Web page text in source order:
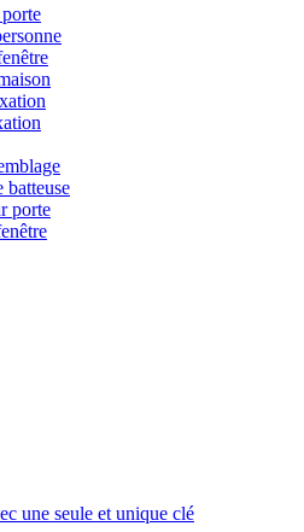
batteuse
porte
une seule et unique clé